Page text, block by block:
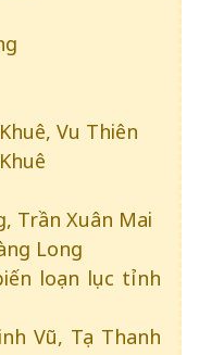
Vu Thiên
Trần Xuân Mai
Long
loạn lục tỉnh
Vũ, Tạ Thanh